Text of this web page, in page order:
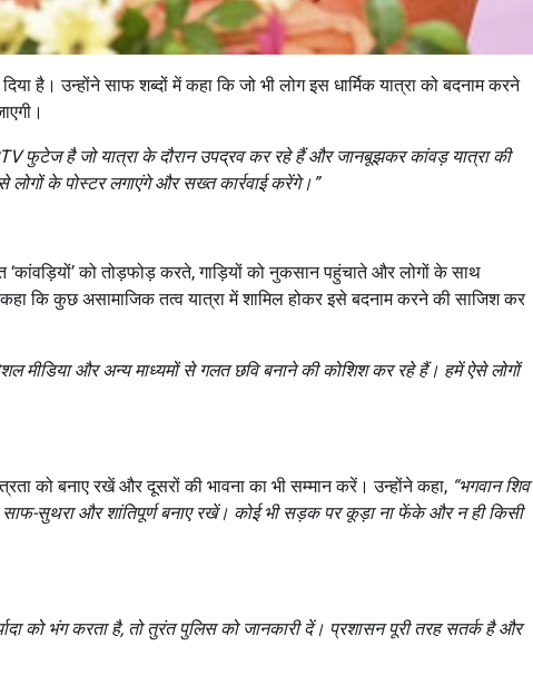
है। उन्होंने साफ शब्दों में कहा कि जो भी लोग इस धार्मिक यात्रा को बदनाम करने
फुटेज है जो यात्रा के दौरान उपद्रव कर रहे हैं और जानबूझकर कांवड़ यात्रा की
के पोस्टर लगाएंगे और सख्त कार्रवाई करेंगे।”
को तोड़फोड़ करते, गाड़ियों को नुकसान पहुंचाते और लोगों के साथ
कि कुछ असामाजिक तत्व यात्रा में शामिल होकर इसे बदनाम करने की साजिश कर
मीडिया और अन्य माध्यमों से गलत छवि बनाने की कोशिश कर रहे हैं। हमें ऐसे लोगों
को बनाए रखें और दूसरों की भावना का भी सम्मान करें। उन्होंने कहा, “भगवान शिव
सुथरा और शांतिपूर्ण बनाए रखें। कोई भी सड़क पर कूड़ा ना फेंके और न ही किसी
को भंग करता है, तो तुरंत पुलिस को जानकारी दें। प्रशासन पूरी तरह सतर्क है और